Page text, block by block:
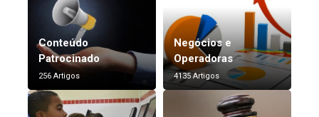
Conteúdo
Patrocinado
256 Artigos
Negócios e
Operadoras
4135 Artigos